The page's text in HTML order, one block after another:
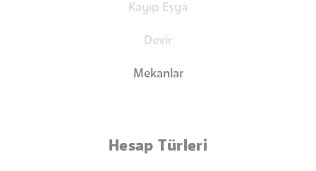
Kayıp Eşya
Devir
Mekanlar
Hesap Türleri